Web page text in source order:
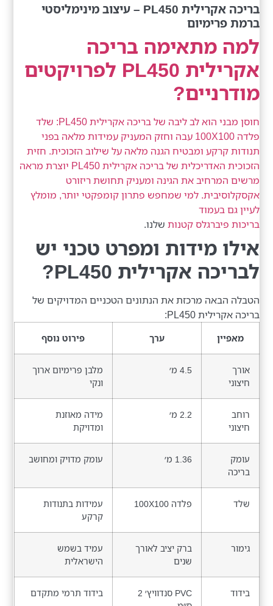
בריכה אקרילית PL450 – עיצוב מינימליסטי
ברמת פרימיום
למה מתאימה בריכה
אקרילית PL450 לפרויקטים
מודרניים?
חוסן מבני הוא לב ליבה של בריכה אקרילית PL450: שלד
פלדה 100X100 עבה וחזק המעניק עמידות מלאה בפני
תנודות קרקע ומבטיח הגנה מלאה על שילוב הזכוכית. חזית
הזכוכית האדריכלית של בריכה אקרילית PL450 יוצרת מראה
מרשים המרחיב את הגינה ומעניק תחושת ריזורט
אקסקלוסיבית. למי שמחפש פתרון קומפקטי יותר, מומלץ
לעיין גם בעמוד
בריכות פיברגלס קטנות שלנו.
אילו מידות ומפרט טכני יש
לבריכה אקרילית PL450?
הטבלה הבאה מרכזת את הנתונים הטכניים המדויקים של
בריכה אקרילית PL450:
מאפיין ערך פירוט נוסף
אורך
חיצוני
4.5 מ׳
מלבן פרימיום ארוך
ונקי
רוחב
חיצוני
2.2 מ׳
מידה מאוזנת
ומדויקת
עומק
בריכה
1.36 מ׳ עומק מדויק ומחושב
שלד פלדה 100X100
עמידות בתנודות
קרקע
גימור
ברק יציב לאורך
שנים
עמיד בשמש
הישראלית
בידוד
PVC סנדוויץ׳ 2
בידוד תרמי מתקדם